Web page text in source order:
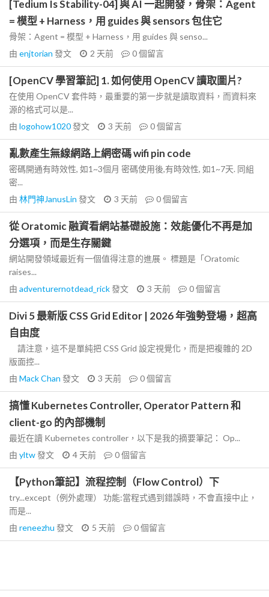
[Tedium Is Stability-04] 與 AI 一起開發，骨架：Agent
= 模型 + Harness，用 guides 與 sensors 包住它
骨架：Agent = 模型 + Harness，用 guides 與 senso...
由 enjtorian 發文 2 天前 0個留言
[OpenCV 學習筆記] 1. 如何使用 OpenCV 讀取圖片?
在使用 OpenCV 套件時，最重要的第一步就是讀取資料，而資料來
源的格式可以是...
由 logohow1020發文 3 天前 0個留言
亂數產生無線網路上網密碼 wifi pin code
密碼開通有時效性, 如1~3個月 密碼使用後,有時效性, 如1~7天. 同組
密...
由 林門神JanusLin 發文 3 天前 0個留言
從 Oratomic 融資看網站基礎設施：效能優化不再是加
分選項，而是生存關鍵
網站開發領域最近有一個值得注意的進展。 標題是「Oratomic
raises...
由 adventurernotdead_rick發文 3 天前 0個留言
Divi 5 最新版 CSS Grid Editor | 2026 年強勢登場，超高
自由度
請注意，這不是單純把 CSS Grid 設定視覺化，而是把複雜的 2D
版面控...
由 Mack Chan 發文 3 天前 0個留言
搞懂 Kubernetes Controller, Operator Pattern 和
client-go 的內部機制
最近在讀 Kubernetes controller，以下是我的摘要筆記： Op...
由 yltw發文 4 天前 0個留言
【Python筆記】流程控制（Flow Control）下
try...except（例外處理） 功能:當程式遇到錯誤時，不會直接中止，
而是...
由 reneezhu 發文 5 天前 0個留言